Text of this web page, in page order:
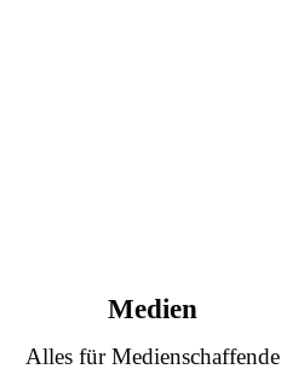
Medien
Alles für Medienschaffende